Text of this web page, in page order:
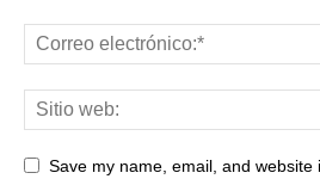
Save my name, email, and